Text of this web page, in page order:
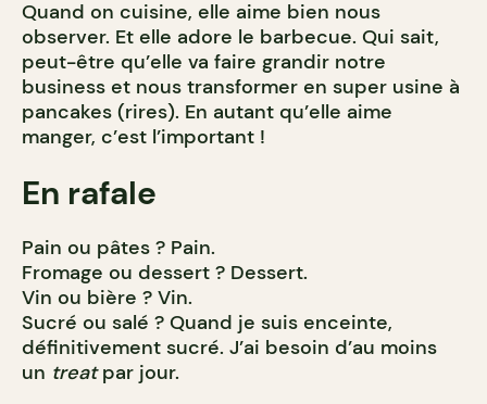
Quand on cuisine, elle aime bien nous
observer. Et elle adore le barbecue. Qui sait,
peut-être qu’elle va faire grandir notre
business et nous transformer en super usine à
pancakes (rires). En autant qu’elle aime
manger, c’est l’important !
En rafale
Pain ou pâtes ? Pain.
Fromage ou dessert ? Dessert.
Vin ou bière ? Vin.
Sucré ou salé ? Quand je suis enceinte,
définitivement sucré. J’ai besoin d’au moins
un treatpar jour.